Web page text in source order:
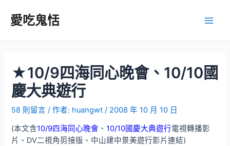
愛吃鬼恬
★10/9四海同心晚會、10/10國
慶大典遊行
58 則留言 / 作者: huangwt/ 2008 年 10 月 10 日
(本文含10/9四海同心晚會 、10/10國慶大典遊行電視轉播影
片、DV二視角剪接版、中山建中景美遊行影片連結)